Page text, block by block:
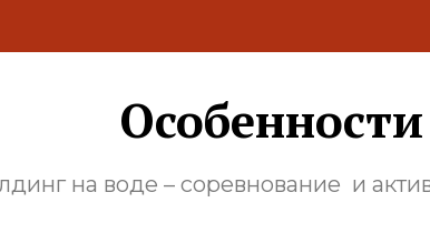
на воде – соревнование и